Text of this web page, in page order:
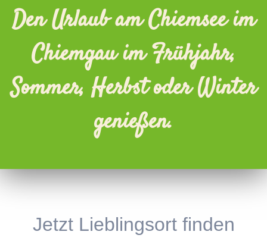
Den Urlaub am Chiemsee im
Chiemgau im Frühjahr,
Sommer, Herbst oder Winter
genießen.
Jetzt Lieblingsort finden